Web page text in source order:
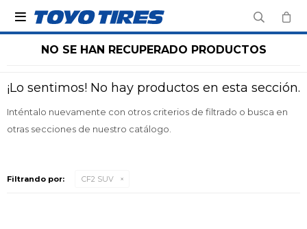

NO SE HAN RECUPERADO PRODUCTOS
¡Lo sentimos! No hay productos en esta sección.
Inténtalo nuevamente con otros criterios de filtrado o busca en
otras secciones de nuestro catálogo.
Filtrando por: CF2 SUV